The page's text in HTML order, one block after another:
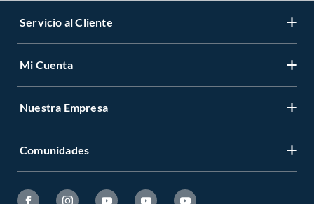
Servicio al Cliente
Mi Cuenta
Nuestra Empresa
Comunidades